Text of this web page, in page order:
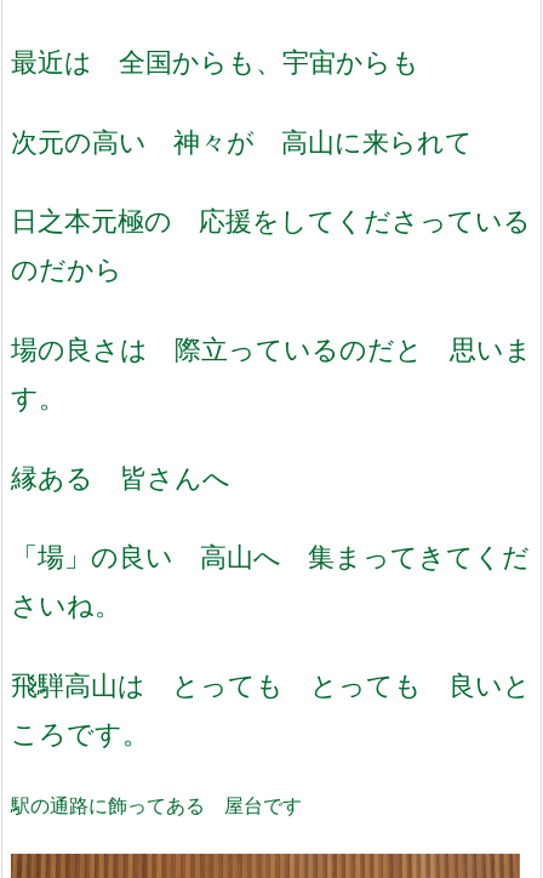
最近は 全国からも、宇宙からも
次元の高い 神々が 高山に来られて
日之本元極の 応援をしてくださっている
のだから
場の良さは 際立っているのだと 思いま
す。
縁ある 皆さんへ
「場」の良い 高山へ 集まってきてくだ
さいね。
飛騨高山は とっても とっても 良いと
ころです。
駅の通路に飾ってある 屋台です